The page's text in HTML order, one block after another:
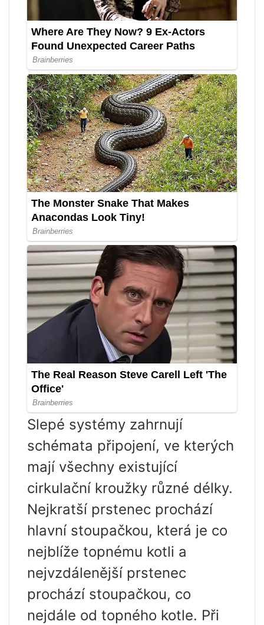
Slepé systémy zahrnují
schémata připojení, ve kterých
mají všechny existující
cirkulační kroužky různé délky.
Nejkratší prstenec prochází
hlavní stoupačkou, která je co
nejblíže topnému kotli a
nejvzdálenější prstenec
prochází stoupačkou, co
nejdále od topného kotle. Při